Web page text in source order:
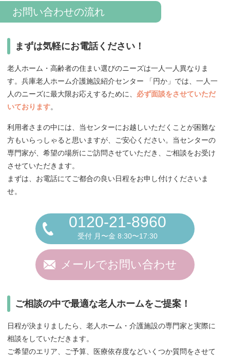
お問い合わせの流れ
まずは気軽にお電話ください！
老人ホーム・高齢者の住まい選びのニーズは一人一人異なりま
す。兵庫老人ホーム介護施設紹介センター 「円か」では、一人一
人のニーズに最大限お応えするために、 必ず面談をさせていただ
いております。
利用者さまの中には、当センターにお越しいただくことが困難な
方もいらっしゃると思いますが、ご安心ください。当センターの
専門家が、希望の場所にご訪問させていただき、ご相談をお受け
させていただきます。
まずは、お電話にてご都合の良い日程をお申し付けくださいま
せ。
0120-21-8960
受付 月〜金 8:30〜17:30
メールでお問い合わせ
ご相談の中で最適な老人ホームをご提案！
日程が決まりましたら、老人ホーム・介護施設の専門家と実際に
相談をしていただきます。
ご希望のエリア、ご予算、医療依存度などいくつか質問をさせて